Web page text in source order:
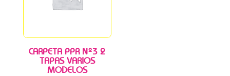
CARPETA PPR Nº3 2
TAPAS VARIOS
MODELOS